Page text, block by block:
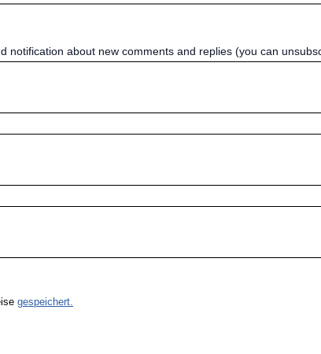
notification about new comments and replies (you can
gespeichert.